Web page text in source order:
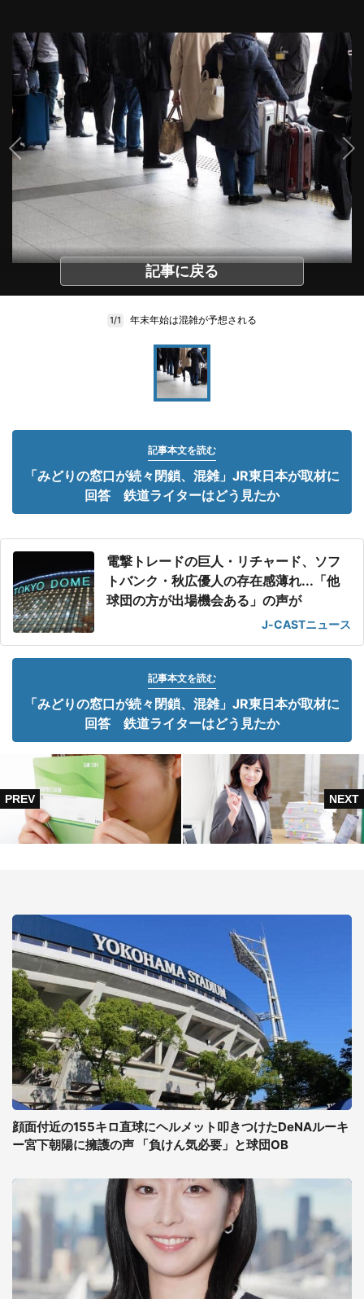
記事に戻る
1/1 年末年始は混雑が予想される
記事本文を読む
「みどりの窓口が続々閉鎖、混雑」JR東日本が取材に
回答 鉄道ライターはどう見たか
電撃トレードの巨人・リチャード、ソフ
トバンク・秋広優人の存在感薄れ...「他
球団の方が出場機会ある」の声が
J-CASTニュース
記事本文を読む
「みどりの窓口が続々閉鎖、混雑」JR東日本が取材に
回答 鉄道ライターはどう見たか
顔面付近の155キロ直球にヘルメット叩きつけたDeNAルーキ
ー宮下朝陽に擁護の声 「負けん気必要」と球団OB